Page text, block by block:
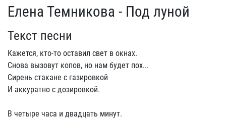
Елена Темникова - Под луной
Текст песни
Кажется, кто-то оставил свет в окнах.
Снова вызовут копов, но нам будет пох...
Сирень стакане с газировкой
И аккуратно с дозировкой.
В четыре часа и двадцать минут.